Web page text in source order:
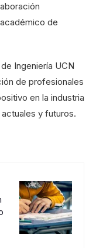
de
Ingeniería UCN
de profesionales
en la industria
y futuros.